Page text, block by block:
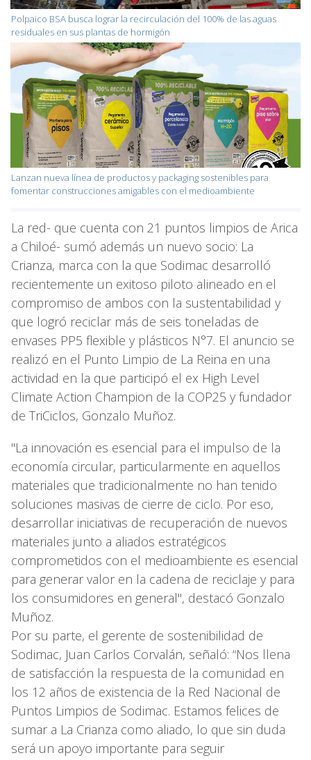
Polpaico BSA busca lograr la recirculación del 100% de las aguas
residuales en sus plantas de hormigón
Lanzan nueva línea de productos y packaging sostenibles para
fomentar construcciones amigables con el medioambiente
La red- que cuenta con 21 puntos limpios de Arica
a Chiloé- sumó además un nuevo socio: La
Crianza, marca con la que Sodimac desarrolló
recientemente un exitoso piloto alineado en el
compromiso de ambos con la sustentabilidad y
que logró reciclar más de seis toneladas de
envases PP5 flexible y plásticos N°7. El anuncio se
realizó en el Punto Limpio de La Reina en una
actividad en la que participó el ex High Level
Climate Action Champion de la COP25 y fundador
de TriCiclos, Gonzalo Muñoz.
"La innovación es esencial para el impulso de la
economía circular, particularmente en aquellos
materiales que tradicionalmente no han tenido
soluciones masivas de cierre de ciclo. Por eso,
desarrollar iniciativas de recuperación de nuevos
materiales junto a aliados estratégicos
comprometidos con el medioambiente es esencial
para generar valor en la cadena de reciclaje y para
los consumidores en general", destacó Gonzalo
Muñoz.
Por su parte, el gerente de sostenibilidad de
Sodimac, Juan Carlos Corvalán, señaló: “Nos llena
de satisfacción la respuesta de la comunidad en
los 12 años de existencia de la Red Nacional de
Puntos Limpios de Sodimac. Estamos felices de
sumar a La Crianza como aliado, lo que sin duda
será un apoyo importante para seguir